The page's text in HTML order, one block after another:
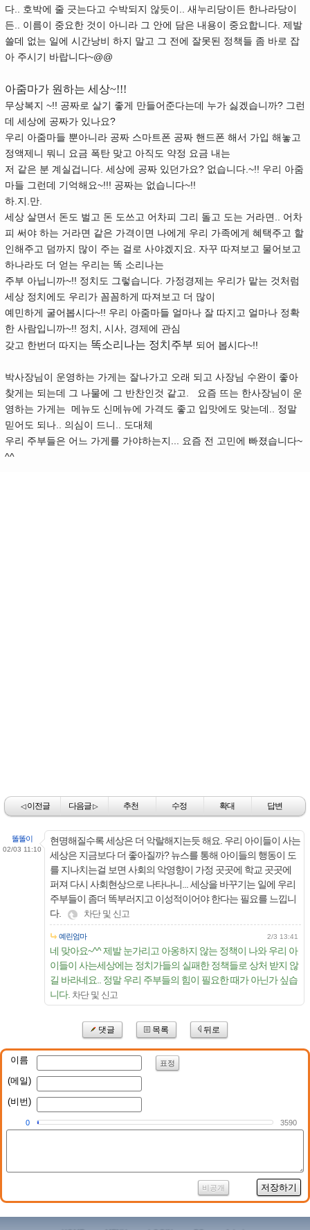
다.. 호박에 줄 긋는다고 수박되지 않듯이.. 새누리당이든 한나라당이
든.. 이름이 중요한 것이 아니라 그 안에 담은 내용이 중요합니다. 제발
쓸데 없는 일에 시간낭비 하지 말고 그 전에 잘못된 정책들 좀 바로 잡
아 주시기 바랍니다~@@
아줌마가 원하는 세상~!!!
무상복지 ~!! 공짜로 살기 좋게 만들어준다는데 누가 싫겠습니까? 그런
데 세상에 공짜가 있나요?
우리 아줌마들 뿐아니라 공짜 스마트폰 공짜 핸드폰 해서 가입 해놓고
정액제니 뭐니 요금 폭탄 맞고 아직도 약정 요금 내는
저 같은 분 계실겁니다. 세상에 공짜 있던가요? 없습니다.~!! 우리 아줌
마들 그런데 기억해요~!!! 공짜는 없습니다~!!
하.지.만.
세상 살면서 돈도 벌고 돈 도쓰고 어차피 그리 돌고 도는 거라면.. 어차
피 써야 하는 거라면 같은 가격이면 나에게 우리 가족에게 혜택주고 할
인해주고 덤까지 많이 주는 걸로 사야겠지요. 자꾸 따져보고 물어보고
하나라도 더 얻는 우리는 똑 소리나는
주부 아닙니까~!! 정치도 그렇습니다. 가정경제는 우리가 맡는 것처럼
세상 정치에도 우리가 꼼꼼하게 따져보고 더 많이
예민하게 굴어봅시다~!! 우리 아줌마들 얼마나 잘 따지고 얼마나 정확
한 사람입니까~!! 정치, 시사, 경제에 관심
갖고 한번더 따지는 똑소리나는 정치주부 되어 봅시다~!!
박사장님이 운영하는 가게는 잘나가고 오래 되고 사장님 수완이 좋아
찾게는 되는데 그 나물에 그 반찬인것 같고. 요즘 뜨는 한사장님이 운
영하는 가게는 메뉴도 신메뉴에 가격도 좋고 입맛에도 맞는데.. 정말
믿어도 되나.. 의심이 드니.. 도대체
우리 주부들은 어느 가게를 가야하는지... 요즘 전 고민에 빠졌습니다~
^^
◁이전글 다음글▷ 추천 수정 확대 답변
똘똘이
02/03 11:10
현명해질수록 세상은 더 악랄해지는듯 해요. 우리 아이들이 사는
세상은 지금보다 더 좋아질까? 뉴스를 통해 아이들의 행동이 도
를 지나치는걸 보면 사회의 악영향이 가정 곳곳에 학교 곳곳에
퍼져 다시 사회현상으로 나타나니... 세상을 바꾸기는 일에 우리
주부들이 좀더 똑부러지고 이성적이어야 한다는 필요를 느낍니
다.
차단 및 신고
예린엄마 2/3 13:41
네 맞아요~^^ 제발 눈가리고 아옹하지 않는 정책이 나와 우리 아
이들이 사는세상에는 정치가들의 실패한 정책들로 상처 받지 않
길 바라네요.. 정말 우리 주부들의 힘이 필요한 때가 아닌가 싶습
니다. 차단 및 신고
댓글 목록 뒤로
이름 표정
(메일)
(비번)
0 3590
비공개 저장하기